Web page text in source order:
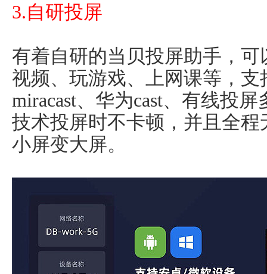
3.自研投屏
有着自研的当贝投屏助手，
视频、玩游戏、上网课等，
miracast、华为cast、有线投
技术投屏时不卡顿，并且全
小屏变大屏。